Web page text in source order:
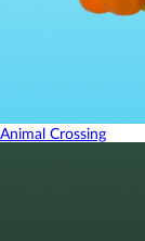
Animal Crossing